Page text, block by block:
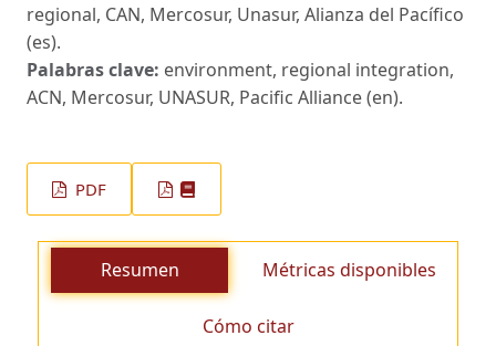
regional, CAN, Mercosur, Unasur, Alianza del Pacífico
(es).
Palabras clave: environment, regional integration,
ACN, Mercosur, UNASUR, Pacific Alliance (en).
PDF
Resumen Métricas disponibles
Cómo citar